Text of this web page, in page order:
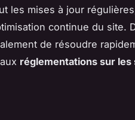
les mises à jour
continue du site.
de résoudre
réglementations sur les